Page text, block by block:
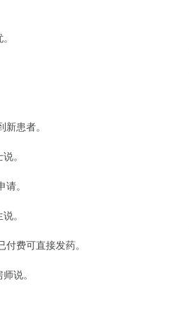
患者。
。
。
。
费可直接发药。
说。